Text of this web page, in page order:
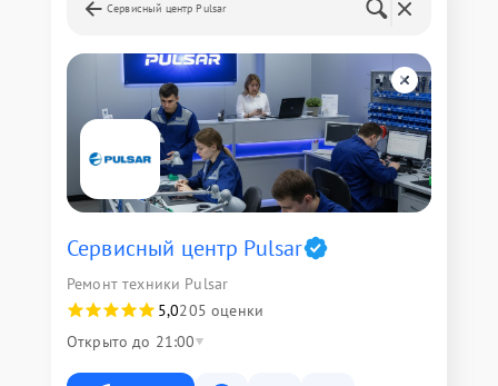
Сервисный центр Pulsar
Сервисный центр Pulsar
Ремонт техники Pulsar
5,0205 оценки
Открыто до 21:00